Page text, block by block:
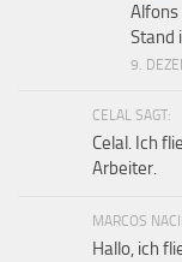
Stand
9.
CELAL SAGT:
Celal. Ich
Arbeiter.
MARCOS
Hallo, ich